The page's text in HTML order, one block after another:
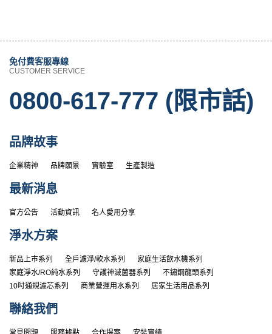
免付費客服專線
CUSTOMER SERVICE
0800-617-777 (限市話)
品牌故事
企業精神 品牌願景 實驗室 生產製造
最新消息
官方公告 活動資訊 名人愛用分享
淨水方案
新品上市系列 全戶濾淨/軟水系列
家庭生活飲水機系列
家庭淨水/RO純水系列
守護神滅菌器系列
不鏽鋼龍頭系列
10吋通規濾芯系列
商業營運用水系列 居家生活用品系列
聯絡我們